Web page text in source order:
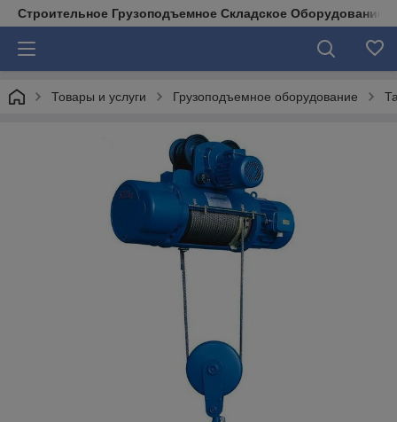
Строительное Грузоподъемное Складское Оборудование
Товары и услуги Грузоподъемное оборудование